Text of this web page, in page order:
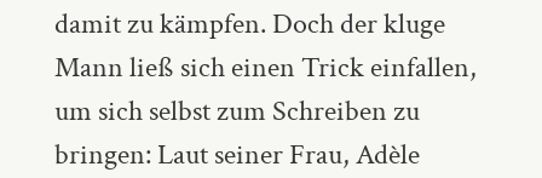
damit zu kämpfen. Doch der kluge
Mann ließ sich einen Trick einfallen,
um sich selbst zum Schreiben zu
bringen: Laut seiner Frau, Adèle